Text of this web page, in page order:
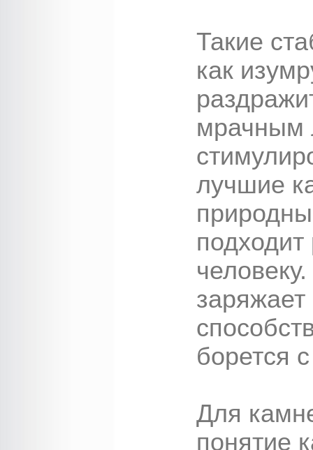
Такие
как
мрачным
лучшие
борется
Для
понятие